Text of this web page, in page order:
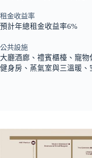
租金收益率
預計年總租金收益率6%
公共設施
大廳酒廊、禮賓櫃檯、寵物
健身房、蒸氣室與三溫暖、